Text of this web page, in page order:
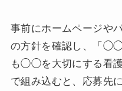
事前にホームページや
の方針を確認し、「
も◯◯を大切にする看
で組み込むと、応募先